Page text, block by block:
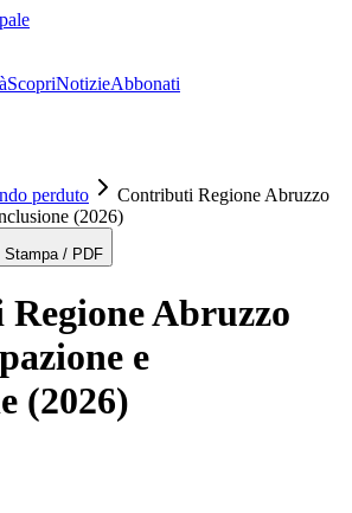
ScopriNotizieAbbonati
perduto
Contributi Regione Abruzzo
(2026)
Stampa / PDF
Abruzzo
e
(2026)